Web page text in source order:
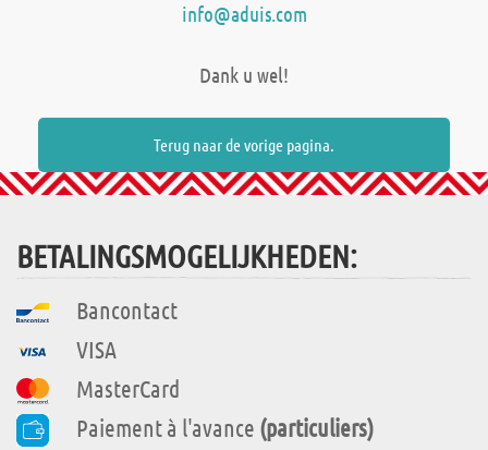
info@aduis.com
Dank u wel!
Terug naar de vorige pagina.
BETALINGSMOGELIJKHEDEN:
Bancontact
VISA
MasterCard
Paiement à l'avance (particuliers)